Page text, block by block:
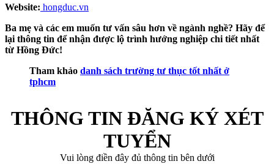
Website: hongduc.vn
Ba mẹ và các em muốn tư vấn sâu hơn về ngành nghề? Hãy để
lại thông tin để nhận được lộ trình hướng nghiệp chi tiết nhất
từ Hồng Đức!
Tham khảo danh sách trường tư thục tốt nhất ở
tphcm
THÔNG TIN ĐĂNG KÝ XÉT
TUYỂN
Vui lòng điền đây đủ thông tin bên dưới